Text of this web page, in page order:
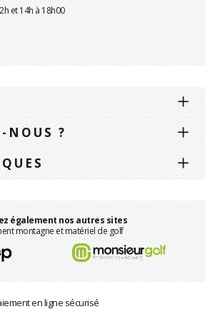
et 14h à 18h00
NOUS ?
également nos autres sites
montagne et matériel de golf
en ligne sécurisé